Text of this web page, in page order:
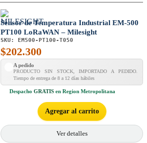
Sensor de Temperatura Industrial EM-500
PT100 LoRaWAN – Milesight
SKU: EM500-PT100-T050
$202.300
A pedido
PRODUCTO SIN STOCK, IMPORTADO A PEDIDO.
Tiempo de entrega de 8 a 12 días hábiles
Despacho GRATIS en Region Metropolitana
Agregar al carrito
Ver detalles